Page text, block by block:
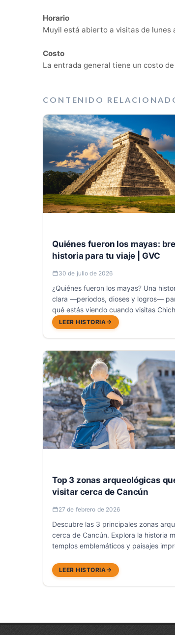
Horario
Muyil está abierto a visitas de lunes
Costo
La entrada general tiene un costo
CONTENIDO
Quiénes fueron los mayas:
historia para tu viaje | GVC
30 de julio de 2026
¿Quiénes fueron los mayas? Una
clara —periodos, dioses y logros—
qué estás viendo cuando visitas
Cobá o Tulum.
LEER HISTORIA
Top 3 zonas arqueológicas
visitar cerca de Cancún
27 de febrero de 2026
Descubre las 3 principales zonas
cerca de Cancún. Explora la historia
templos emblemáticos y paisajes
LEER HISTORIA